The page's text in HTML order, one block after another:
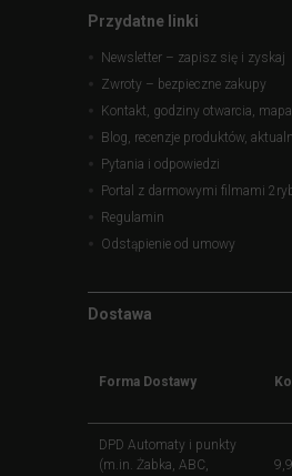
Przydatne linki
Newsletter – zapisz się i zyskaj
Zwroty – bezpieczne zakupy
Kontakt, godziny otwarcia,
Blog, recenzje produktów,
Pytania i odpowiedzi
Portal z darmowymi filmami
Regulamin
Odstąpienie od umowy
Dostawa
Forma Dostawy
DPD Automaty i punkty
(m.in. Żabka, ABC,